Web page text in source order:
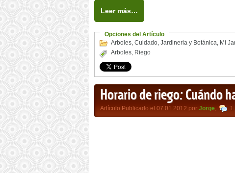
Leer más…
Opciones del Artículo
Arboles, Cuidado, Jardineria y Botánica, Mi
Arboles, Riego
Horario de riego: Cuándo
Artículo Publicado el 07.01.2012 por Jorge, 1